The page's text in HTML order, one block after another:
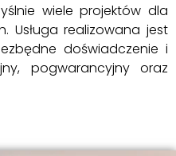
wiele projektów dla
Usługa realizowana jest
doświadczenie i
pogwarancyjny oraz